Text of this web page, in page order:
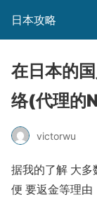
日本攻略
在日本的
络(代理的
victorwu
据我的了解 大
便 要返金等理由